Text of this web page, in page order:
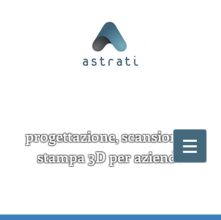
progettazione, scansione e
stampa 3D per aziende